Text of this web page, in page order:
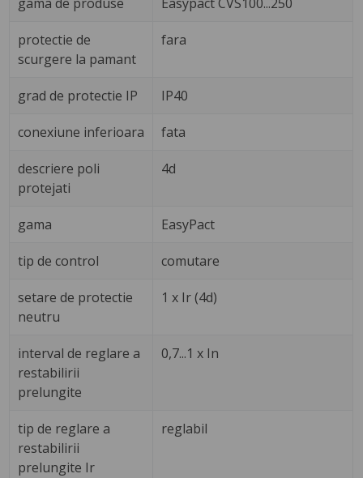
protectie de
scurgere la pamant
fara
grad de protectie IP IP40
conexiune inferioara fata
descriere poli
protejati
4d
gama EasyPact
tip de control comutare
setare de protectie
neutru
1 x Ir (4d)
interval de reglare a
restabilirii
prelungite
0,7...1 x In
tip de reglare a
restabilirii
prelungite Ir
reglabil